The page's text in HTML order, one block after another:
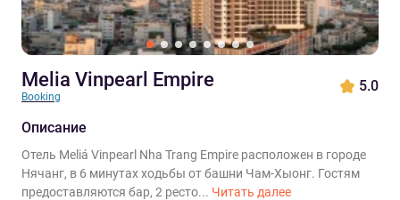
Melia Vinpearl Empire
Booking
5.0
Описание
Отель Meliá Vinpearl Nha Trang Empire расположен в городе
Нячанг, в 6 минутах ходьбы от башни Чам-Хыонг. Гостям
предоставляются бар, 2 ресто... Читать далее